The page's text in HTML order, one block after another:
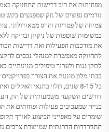
מפחיתות את רוב דרישות התחזוקה
גורמים נפוצים של נזק שמפגעים בקש
צמיחה של פטריות והרס מטאורולוגי.
במשימות שוטפות של ניקיון ובדיקה
את מורכבות הפעילות ואת דרישות
לתחזוקה מאפשרת למנהלי נכסים
לתקן גגות ולערוך טיפולים מניעתיים
בבתי מלון מונעת את הצורך
כל 8-15 שנים, תלוי בתנאי
דורשים השקעה משמעותית של הון,
בנייה שמעכיבים פעילות ופוחתים את
שומרים על מאפייני הביצוע לאורך
התדרדרות הדרגתית שמייצרת צרכים